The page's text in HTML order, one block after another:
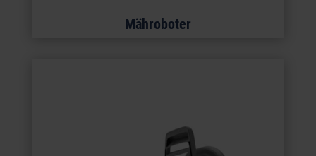
Mähroboter